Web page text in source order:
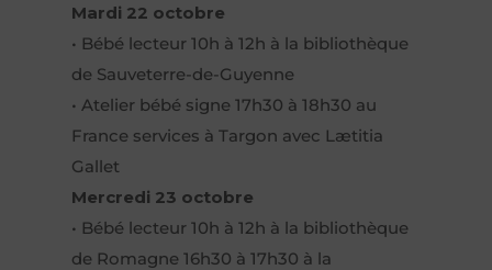
Mardi 22 octobre
• Bébé lecteur 10h à 12h à la bibliothèque
de Sauveterre-de-Guyenne
• Atelier bébé signe 17h30 à 18h30 au
France services à Targon avec Lætitia
Gallet
Mercredi 23 octobre
• Bébé lecteur 10h à 12h à la bibliothèque
de Romagne 16h30 à 17h30 à la